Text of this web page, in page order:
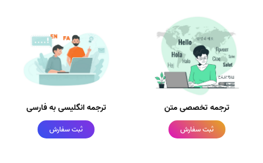
ترجمه تخصصی متن
ثبت سفارش
ترجمه انگلیسی به فارسی
ثبت سفارش